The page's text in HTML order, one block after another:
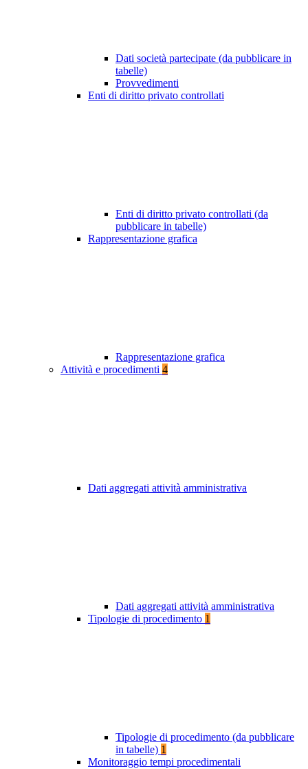
Dati società partecipate (da pubblicare in
tabelle)
Provvedimenti
Enti di diritto privato controllati
Enti di diritto privato controllati (da
pubblicare in tabelle)
Rappresentazione grafica
Rappresentazione grafica
Attività e procedimenti 4
Dati aggregati attività amministrativa
Dati aggregati attività amministrativa
Tipologie di procedimento 1
Tipologie di procedimento (da pubblicare
in tabelle) 1
Monitoraggio tempi procedimentali